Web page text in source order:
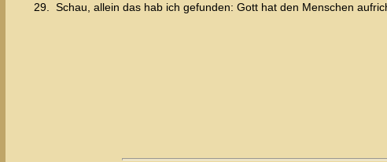
29.
Schau, allein das hab ich gefunden: Gott hat den Menschen